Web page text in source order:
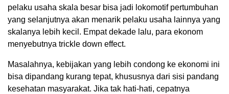
pelaku usaha skala besar bisa jadi lokomotif pertumbuhan
yang selanjutnya akan menarik pelaku usaha lainnya yang
skalanya lebih kecil. Empat dekade lalu, para ekonom
menyebutnya trickle down effect.
Masalahnya, kebijakan yang lebih condong ke ekonomi ini
bisa dipandang kurang tepat, khususnya dari sisi pandang
kesehatan masyarakat. Jika tak hati-hati, cepatnya